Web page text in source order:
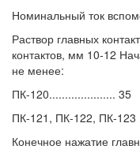
Номинальный ток
Раствор главных
контактов, мм 10-12
не менее:
ПК-120..................... 35
ПК-121, ПК-122, ПК-123
Конечное нажатие